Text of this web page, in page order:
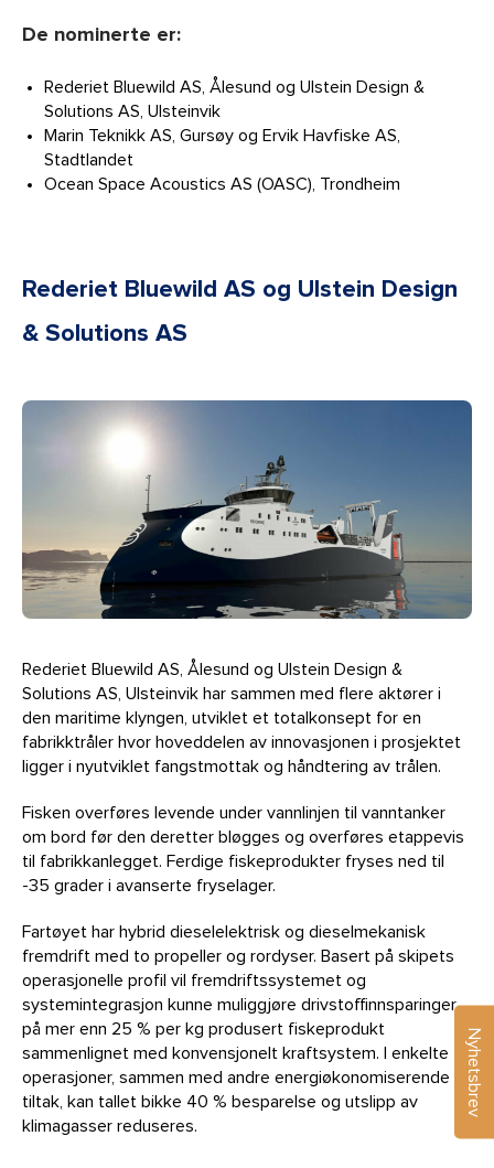
De nominerte er:
Rederiet Bluewild AS, Ålesund og Ulstein Design &
Solutions AS, Ulsteinvik
Marin Teknikk AS, Gursøy og Ervik Havfiske AS,
Stadtlandet
Ocean Space Acoustics AS (OASC), Trondheim
Rederiet Bluewild AS og Ulstein Design
& Solutions AS
Rederiet Bluewild AS, Ålesund og Ulstein Design &
Solutions AS, Ulsteinvik har sammen med flere aktører i
den maritime klyngen, utviklet et totalkonsept for en
fabrikktråler hvor hoveddelen av innovasjonen i prosjektet
ligger i nyutviklet fangstmottak og håndtering av trålen.
Fisken overføres levende under vannlinjen til vanntanker
om bord før den deretter bløgges og overføres etappevis
til fabrikkanlegget. Ferdige fiskeprodukter fryses ned til
-35 grader i avanserte fryselager.
Fartøyet har hybrid dieselelektrisk og dieselmekanisk
fremdrift med to propeller og rordyser. Basert på skipets
operasjonelle profil vil fremdriftssystemet og
systemintegrasjon kunne muliggjøre drivstoffinnsparinger
på mer enn 25 % per kg produsert fiskeprodukt
sammenlignet med konvensjonelt kraftsystem. I enkelte
operasjoner, sammen med andre energiøkonomiserende
tiltak, kan tallet bikke 40 % besparelse og utslipp av
klimagasser reduseres.
Nyhetsbrev